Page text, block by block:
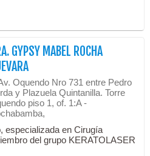
GYPSY MABEL ROCHA
Oquendo Nro 731 entre Pedro
y Plazuela Quintanilla. Torre
piso 1, of. 1:A -
especializada en Cirugía
del grupo KERATOLASER